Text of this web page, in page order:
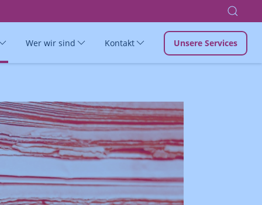
Wer wir sind Kontakt Unsere Services